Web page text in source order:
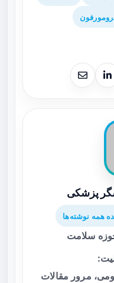
پزشکی
همه نوشته‌ها
سلامت
مرور مقالات